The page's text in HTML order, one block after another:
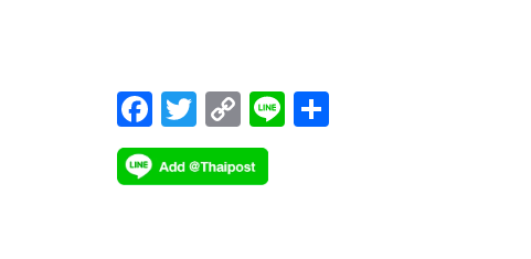
F
ac
e
T
wi
tt
C
o
p
Li